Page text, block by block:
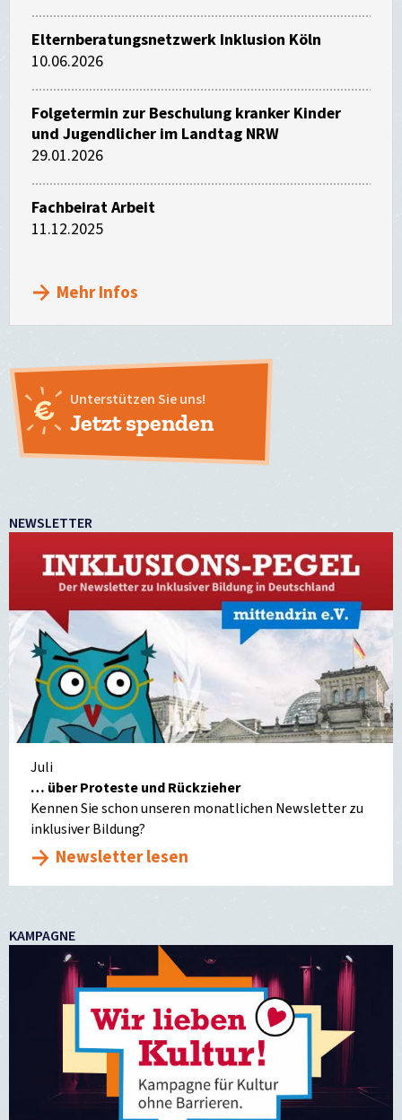
Elternberatungsnetzwerk Inklusion Köln
10.06.2026
Folgetermin zur Beschulung kranker Kinder
und Jugendlicher im Landtag NRW
29.01.2026
Fachbeirat Arbeit
11.12.2025
Mehr Infos
Unterstützen Sie uns!
Jetzt spenden
NEWSLETTER
Juli
… über Proteste und Rückzieher
Kennen Sie schon unseren monatlichen Newsletter zu
inklusiver Bildung?
Newsletter lesen
KAMPAGNE